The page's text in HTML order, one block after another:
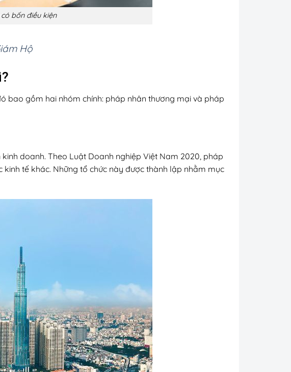
bốn điều kiện
Hộ
bao gồm hai nhóm chính: pháp nhân thương mại và pháp
doanh. Theo Luật Doanh nghiệp Việt Nam 2020, pháp
tế khác. Những tổ chức này được thành lập nhằm mục